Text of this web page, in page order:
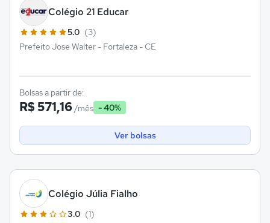
Colégio 21 Educar
5.0 (3)
Prefeito Jose Walter - Fortaleza - CE
Bolsas a partir de:
R$ 571,16/mês - 40%
Ver bolsas
Colégio Júlia Fialho
3.0 (1)